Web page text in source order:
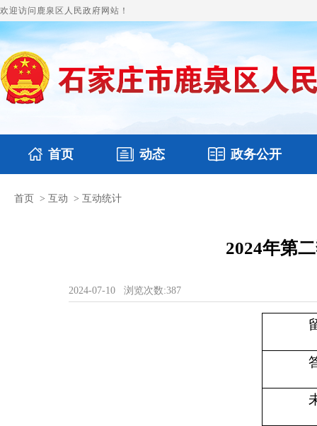
欢迎访问鹿泉区人民政府网站！
首页 动态
国务要闻
政务公开
本区文件
首页 > 互动 > 互动统计
2024年第
2024-07-10 浏览次数:387